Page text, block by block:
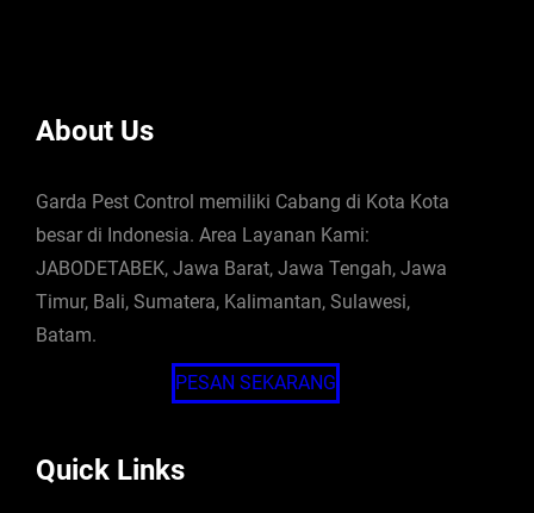
About Us
Garda Pest Control memiliki Cabang di Kota Kota
besar di Indonesia. Area Layanan Kami:
JABODETABEK, Jawa Barat, Jawa Tengah, Jawa
Timur, Bali, Sumatera, Kalimantan, Sulawesi,
Batam.
PESAN SEKARANG
Quick Links